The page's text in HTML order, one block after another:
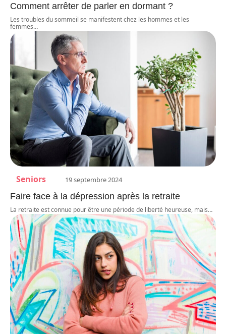
Comment arrêter de parler en dormant ?
Les troubles du sommeil se manifestent chez les hommes et les
femmes…
Seniors 19 septembre 2024
Faire face à la dépression après la retraite
La retraite est connue pour être une période de liberté heureuse, mais…